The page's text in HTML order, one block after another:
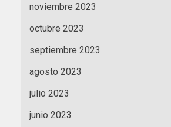
noviembre 2023
octubre 2023
septiembre 2023
agosto 2023
julio 2023
junio 2023